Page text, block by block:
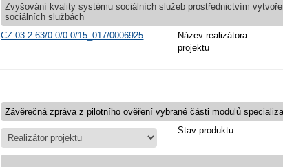
Zvyšování kvality systému sociálních služeb prostřednictvím
sociálních službách
CZ.03.2.63/0.0/0.0/15_017/0006925
Název realizátora
projektu
Stav produktu